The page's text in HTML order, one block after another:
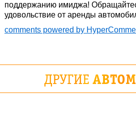
поддержанию имиджа!
удовольствие от аренды
comments powered by
ДРУГИЕ